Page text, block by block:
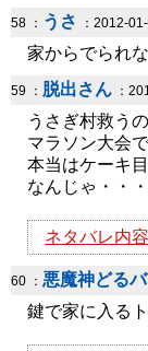
58 ： うさ ：2012-
家からでられ
59 ： 脱出さん ：
うさぎ村救う
マラソン大会
本当はケーキ
なんじゃ・・・
ネタバレ内
60 ： 悪魔神どる
鍵で家に入る